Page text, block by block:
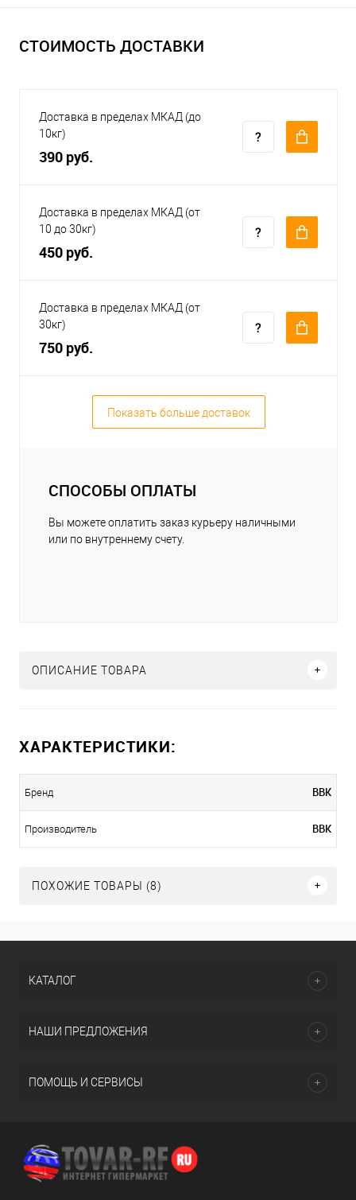
СТОИМОСТЬ ДОСТАВКИ
Доставка в пределах МКАД (до
10кг)
390 руб.
Доставка в пределах МКАД (от
10 до 30кг)
450 руб.
Доставка в пределах МКАД (от
30кг)
750 руб.
Показать больше доставок
СПОСОБЫ ОПЛАТЫ
Вы можете оплатить заказ курьеру наличными
или по внутреннему счету.
ОПИСАНИЕ ТОВАРА
ХАРАКТЕРИСТИКИ:
Бренд BBK
Производитель BBK
ПОХОЖИЕ ТОВАРЫ (8)
КАТАЛОГ
НАШИ ПРЕДЛОЖЕНИЯ
ПОМОЩЬ И СЕРВИСЫ